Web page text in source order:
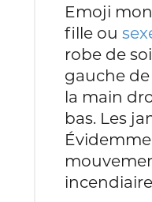
Emoji
fille ou
robe de
gauche
la main
bas. Les